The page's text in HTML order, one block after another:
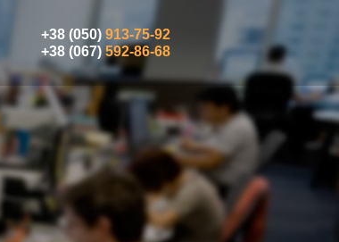
+38 (050) 913-75-92
+38 (067)592-86-68